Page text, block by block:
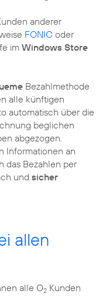
anderer
FONIC oder
imWindows Store
Bezahlmethode
alle künftigen
automatisch über die
beglichen
abgezogen.
Informationen an
das Bezahlen per
und sicher
allen
alle O2 Kunden